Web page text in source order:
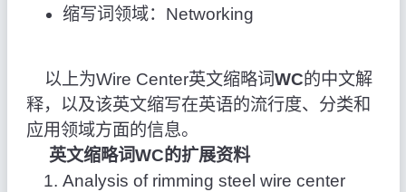
缩写词领域：Networking
以上为Wire Center英文缩略词WC的中文解
释，以及该英文缩写在英语的流行度、分类和
应用领域方面的信息。
英文缩略词WC的扩展资料
Analysis of rimming steel wire center